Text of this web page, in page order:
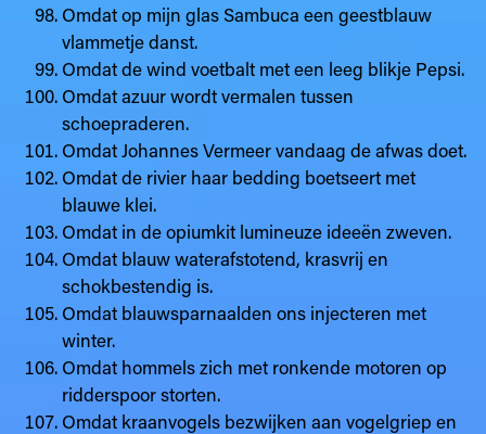
Omdat op mijn glas Sambuca een geestblauw
vlammetje danst.
Omdat de wind voetbalt met een leeg blikje Pepsi.
Omdat azuur wordt vermalen tussen
schoepraderen.
Omdat Johannes Vermeer vandaag de afwas doet.
Omdat de rivier haar bedding boetseert met
blauwe klei.
Omdat in de opiumkit lumineuze ideeën zweven.
Omdat blauw waterafstotend, krasvrij en
schokbestendig is.
Omdat blauwsparnaalden ons injecteren met
winter.
Omdat hommels zich met ronkende motoren op
ridderspoor storten.
Omdat kraanvogels bezwijken aan vogelgriep en